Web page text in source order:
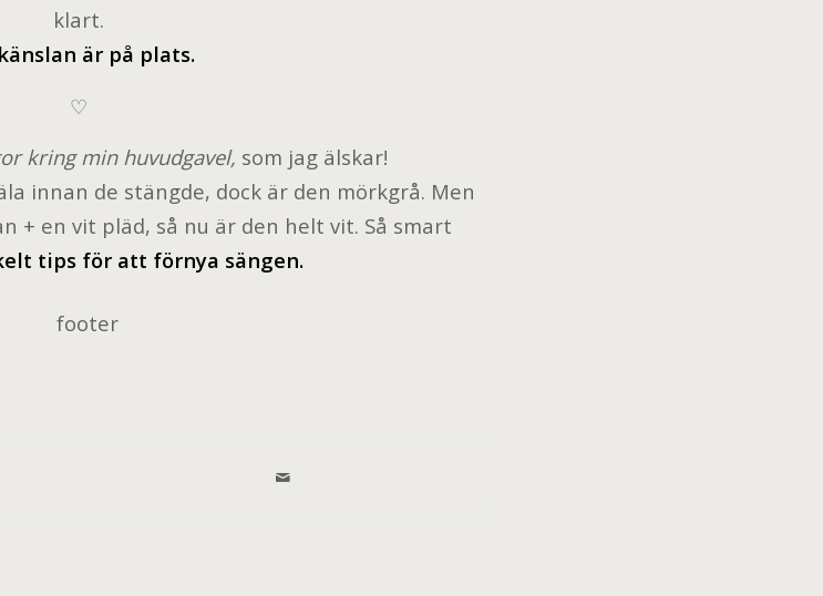
klart.
är på plats.
♡
kring min huvudgavel, som jag älskar!
innan de stängde, dock är den mörkgrå. Men
+ en vit pläd, så nu är den helt vit. Så smart
tips för att förnya sängen.